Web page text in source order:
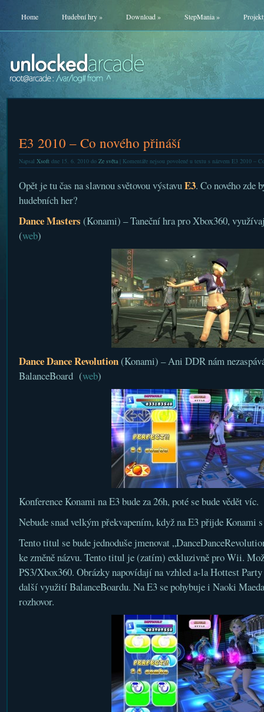
Home Hudební hry» Download» StepMania»
E3 2010 – Co nového přináší
Napsal Xsoftdne 15. 6. 2010 do Ze světa| Komentáře nejsou povolenéu textu s názvem E3 2010 –
Opět je tu čas na slavnou světovou výstavuE3. Co nového zde
hudebních her?
Dance Masters (Konami) – Taneční hra pro Xbox360,
(web)
Dance Dance Revolution(Konami) – Ani DDR nám
BalanceBoard (web)
Konference Konami na E3 bude za 26h, poté se bude vědět víc.
Nebude snad velkým překvapením, když na E3 přijde
Tento titul se bude jednoduše jmenovat
ke změně názvu. Tento titul je (zatím) exkluzivně pro Wii.
PS3/Xbox360. Obrázky napovídají na vzhled a-la Hottest Party
další využití BalanceBoardu. Na E3 se pohybuje i Naoki
rozhovor.